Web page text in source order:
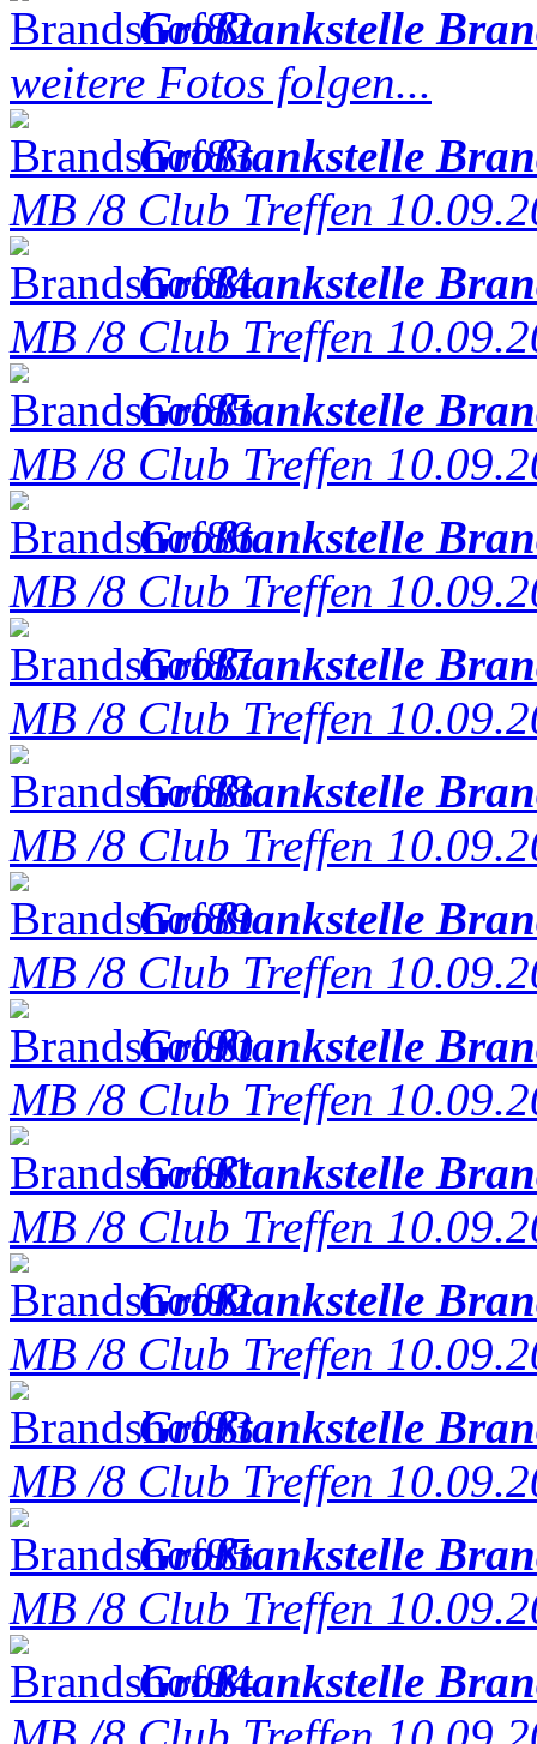
Großtankstelle
weitere Fotos folgen...
Großtankstelle
MB /8 Club Treffen
Großtankstelle
MB /8 Club Treffen
Großtankstelle
MB /8 Club Treffen
Großtankstelle
MB /8 Club Treffen
Großtankstelle
MB /8 Club Treffen
Großtankstelle
MB /8 Club Treffen
Großtankstelle
MB /8 Club Treffen
Großtankstelle
MB /8 Club Treffen
Großtankstelle
MB /8 Club Treffen
Großtankstelle
MB /8 Club Treffen
Großtankstelle
MB /8 Club Treffen
Großtankstelle
MB /8 Club Treffen
Großtankstelle